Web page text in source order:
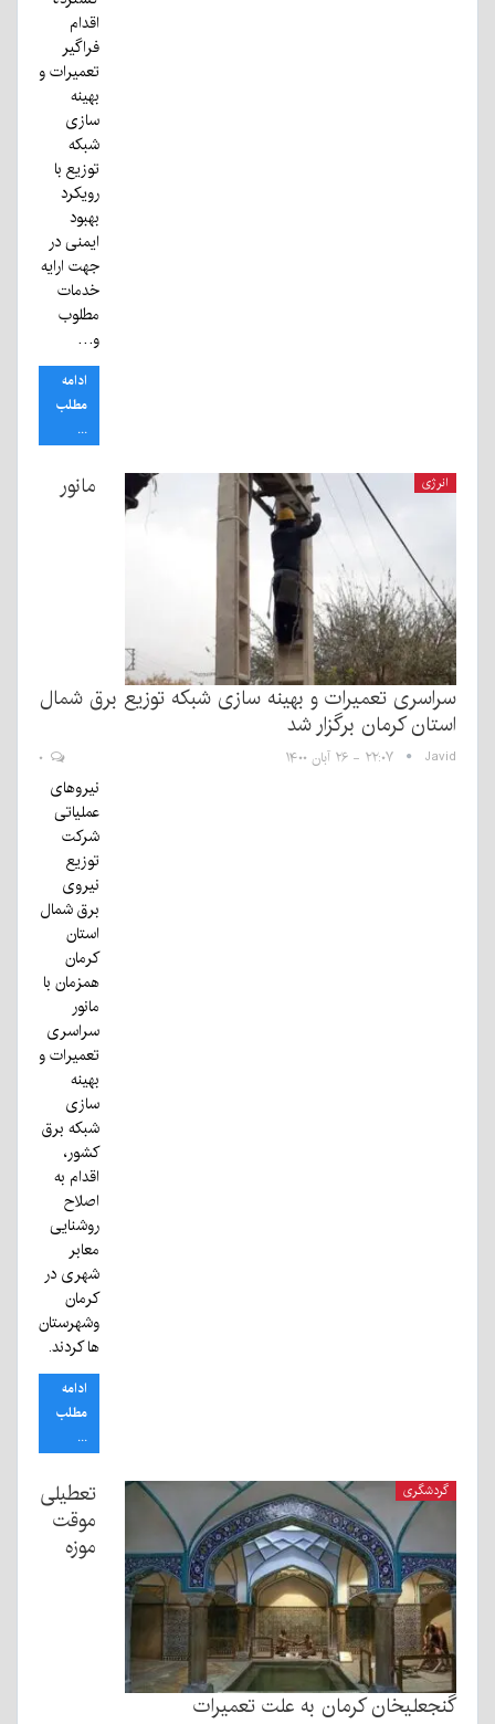
اقدام
فراگیر
تعمیرات و
بهینه
سازی
شبکه
توزیع با
رویکرد
بهبود
ایمنی در
جهت ارایه
خدمات
مطلوب
و…
ادامه
مطلب
...
انرژی مانور
سراسری تعمیرات و بهینه سازی شبکه توزیع برق شمال
استان کرمان برگزار شد
Javid ۲۲:۰۷ - ۲۶ آبان ۱۴۰۰
نیروهای
عملیاتی
شرکت
توزیع
نیروی
برق شمال
استان
کرمان
همزمان با
مانور
سراسری
تعمیرات و
بهینه
سازی
شبکه برق
کشور،
اقدام به
اصلاح
روشنایی
معابر
شهری در
کرمان
وشهرستان
ها کردند.
ادامه
مطلب
...
گردشگری
تعطیلی
موقت
موزه
گنجعلیخان کرمان به علت تعمیرات